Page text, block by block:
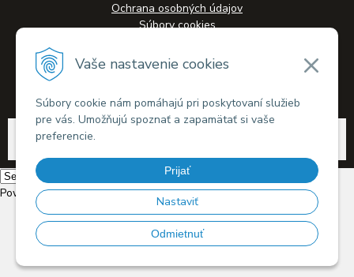
Vaše nastavenie cookies
Súbory cookie nám pomáhajú pri poskytovaní služieb
pre vás. Umožňujú spoznať a zapamätať si vaše
preferencie.
Prijať
Nastaviť
Odmietnuť
Ochrana osobných údajov
Súbory cookies
Veľkoobchodná spolupráca
© 2026 Alkohol-eshop.sk •
Powered by Translate